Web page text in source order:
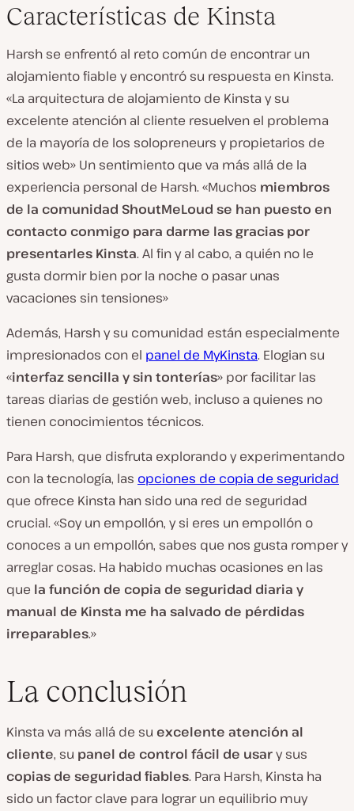
Características de Kinsta
Harsh se enfrentó al reto común de encontrar un
alojamiento fiable y encontró su respuesta en Kinsta.
«La arquitectura de alojamiento de Kinsta y su
excelente atención al cliente resuelven el problema
de la mayoría de los solopreneurs y propietarios de
sitios web» Un sentimiento que va más allá de la
experiencia personal de Harsh. «Muchos miembros
de la comunidad ShoutMeLoud se han puesto en
contacto conmigo para darme las gracias por
presentarles Kinsta. Al fin y al cabo, a quién no le
gusta dormir bien por la noche o pasar unas
vacaciones sin tensiones»
Además, Harsh y su comunidad están especialmente
impresionados con el panel de MyKinsta. Elogian su
«interfaz sencilla y sin tonterías» por facilitar las
tareas diarias de gestión web, incluso a quienes no
tienen conocimientos técnicos.
Para Harsh, que disfruta explorando y experimentando
con la tecnología, las opciones de copia de seguridad
que ofrece Kinsta han sido una red de seguridad
crucial. «Soy un empollón, y si eres un empollón o
conoces a un empollón, sabes que nos gusta romper y
arreglar cosas. Ha habido muchas ocasiones en las
que la función de copia de seguridad diaria y
manual de Kinsta me ha salvado de pérdidas
irreparables.»
La conclusión
Kinsta va más allá de su excelente atención al
cliente, su panel de control fácil de usary sus
copias de seguridad fiables. Para Harsh, Kinsta ha
sido un factor clave para lograr un equilibrio muy